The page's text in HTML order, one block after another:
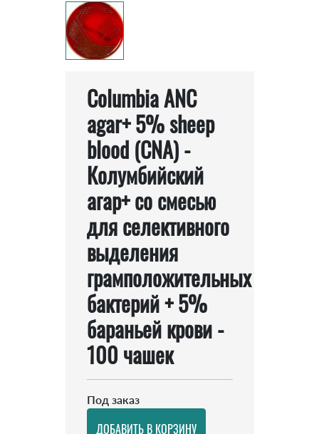
Columbia ANC
agar+ 5% sheep
blood (CNА) -
Колумбийский
агар+ со смесью
для селективного
выделения
грамположительных
бактерий + 5%
бараньей крови -
100 чашек
Под заказ